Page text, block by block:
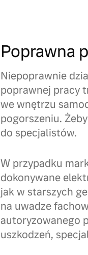
Poprawna
Niepoprawnie
poprawnej pracy
we wnętrzu
pogorszeniu.
do specjalistów.
W przypadku
dokonywane
jak w starszych
na uwadze
autoryzowanego
uszkodzeń,